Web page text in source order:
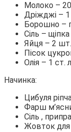
Молоко –
Дріжджі – 1
Борошно –
Сіль – щіпка
Яйця – 2 шт.
Пісок
Олія – ​​1 ст.
Начинка:
Цибуля
Фарш
Сіль ,
Жовток для